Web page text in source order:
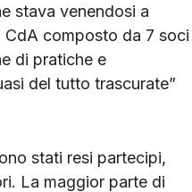
stava venendosi a
CdA composto da 7 soci
di pratiche e
del tutto trascurate”
stati resi partecipi,
La maggior parte di